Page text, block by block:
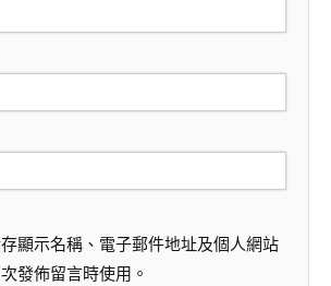
顯示名稱、電子郵件地址及個人網站
發佈留言時使用。